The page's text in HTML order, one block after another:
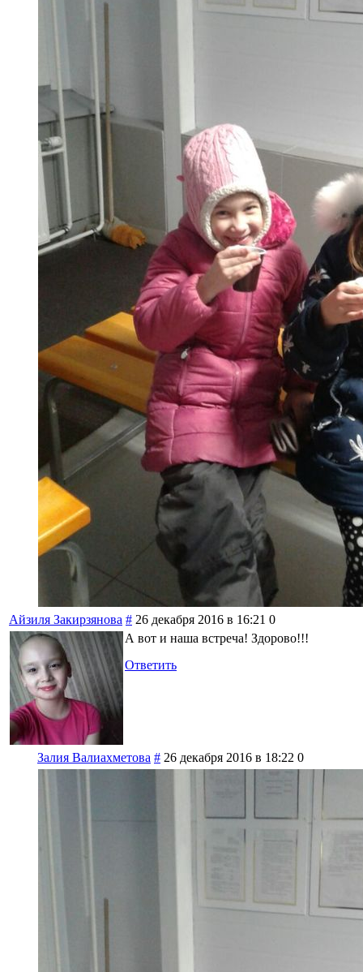
Айзиля Закирзянова # 26 декабря 2016 в 16:21 0
А вот и наша встреча! Здорово!!!
Ответить
Залия Валиахметова # 26 декабря 2016 в 18:22 0